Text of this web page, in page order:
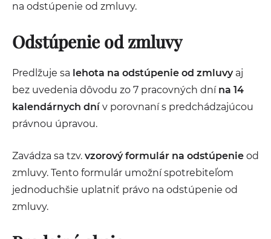
na odstúpenie od zmluvy.
Odstúpenie od zmluvy
Predlžuje sa lehota na odstúpenie od zmluvyaj
bez uvedenia dôvodu zo 7 pracovných dní na 14
kalendárnych dnív porovnaní s predchádzajúcou
právnou úpravou.
Zavádza sa tzv. vzorový formulár na odstúpenie od
zmluvy. Tento formulár umožní spotrebiteľom
jednoduchšie uplatniť právo na odstúpenie od
zmluvy.